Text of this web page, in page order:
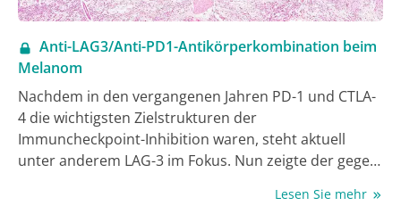
Anti-LAG3/Anti-PD1-Antikörperkombination beim
Melanom
Nachdem in den vergangenen Jahren PD-1 und CTLA-
4 die wichtigsten Zielstrukturen der
Immuncheckpoint-Inhibition waren, steht aktuell
unter anderem LAG-3 im Fokus. Nun zeigte der gegen
Kombination mit dem PD1-Antikörper Nivolumab in
Lesen Sie mehr